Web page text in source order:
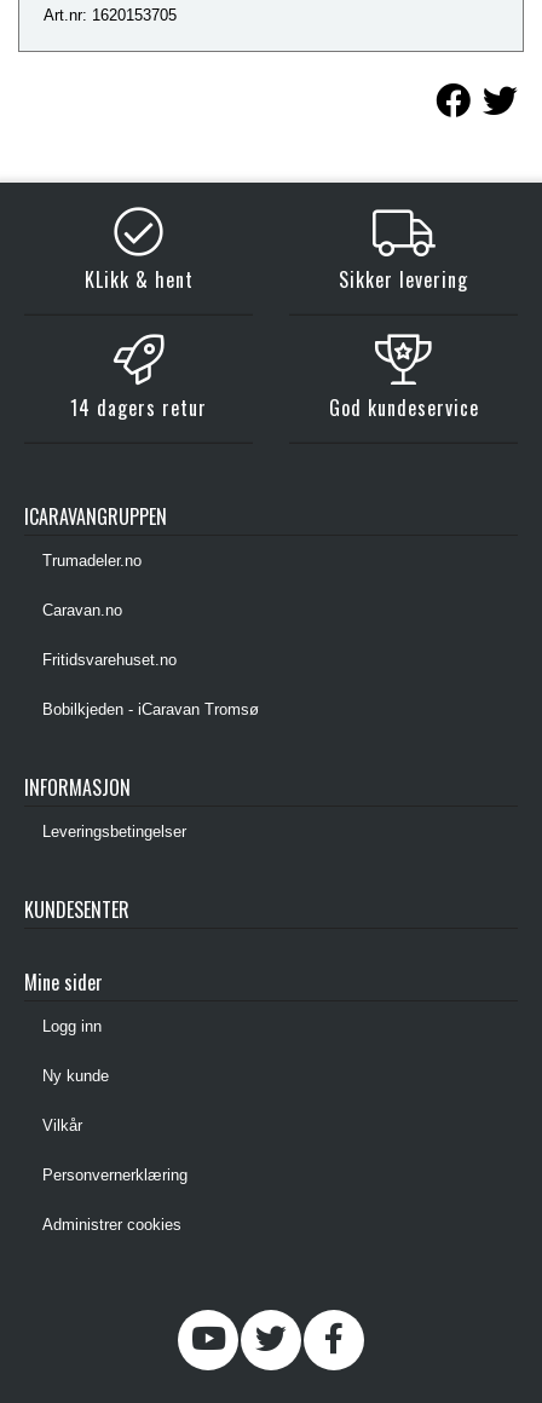
Art.nr: 1620153705
KLikk & hent Sikker levering
14 dagers retur God kundeservice
ICARAVANGRUPPEN
Trumadeler.no
Caravan.no
Fritidsvarehuset.no
Bobilkjeden - iCaravan Tromsø
INFORMASJON
Leveringsbetingelser
KUNDESENTER
Mine sider
Logg inn
Ny kunde
Vilkår
Personvernerklæring
Administrer cookies